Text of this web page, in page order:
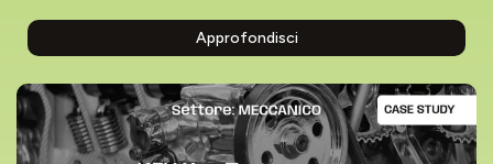
Approfondisci